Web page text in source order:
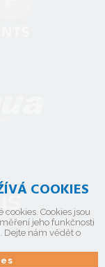
COOKIES
Cookies jsou
jeho funkčnosti
Dejte nám vědět o